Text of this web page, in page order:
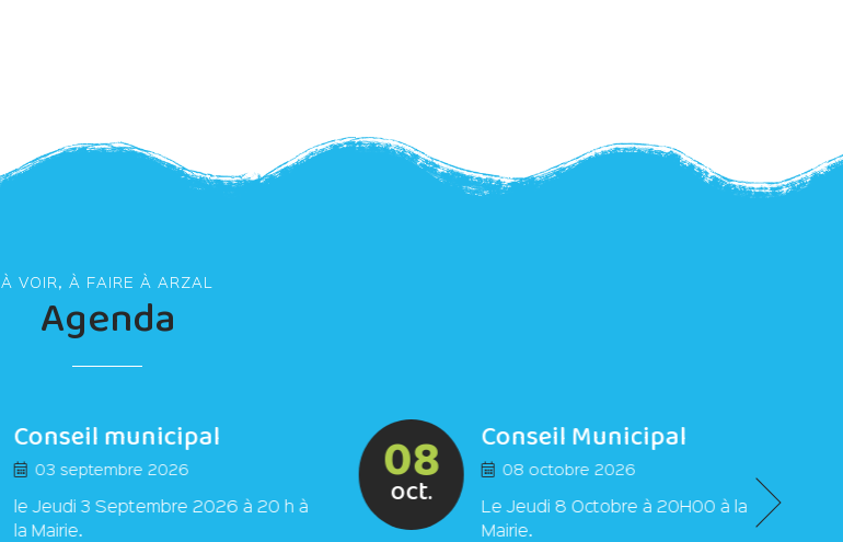
À VOIR, À FAIRE À ARZAL
Agenda
Conseil municipal
03 septembre 2026
le Jeudi 3 Septembre 2026 à 20 h à
la Mairie.
08
oct.
Conseil Municipal
08 octobre 2026
Le Jeudi 8 Octobre à 20H00 à la
Mairie.